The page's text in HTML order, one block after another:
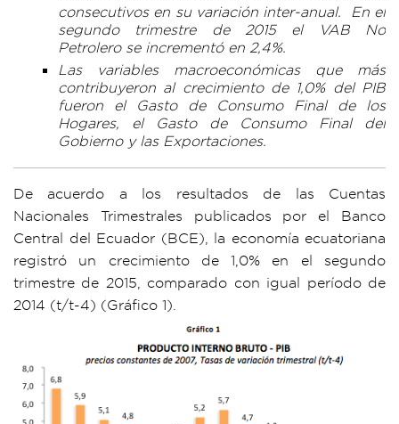
consecutivos en su variación inter-anual. En el
segundo trimestre de 2015 el VAB No
Petrolero se incrementó en 2,4%.
Las variables macroeconómicas que más
contribuyeron al crecimiento de 1,0% del PIB
fueron el Gasto de Consumo Final de los
Hogares, el Gasto de Consumo Final del
Gobierno y las Exportaciones.
De acuerdo a los resultados de las Cuentas
Nacionales Trimestrales publicados por el Banco
Central del Ecuador (BCE), la economía ecuatoriana
registró un crecimiento de 1,0% en el segundo
trimestre de 2015, comparado con igual período de
2014 (t/t-4) (Gráfico 1).